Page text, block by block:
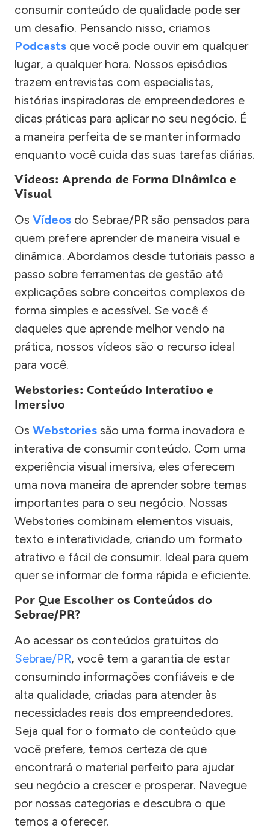
consumir conteúdo de qualidade pode ser
um desafio. Pensando nisso, criamos
Podcasts que você pode ouvir em qualquer
lugar, a qualquer hora. Nossos episódios
trazem entrevistas com especialistas,
histórias inspiradoras de empreendedores e
dicas práticas para aplicar no seu negócio. É
a maneira perfeita de se manter informado
enquanto você cuida das suas tarefas diárias.
Vídeos: Aprenda de Forma Dinâmica e
Visual
Os Vídeos do Sebrae/PR são pensados para
quem prefere aprender de maneira visual e
dinâmica. Abordamos desde tutoriais passo a
passo sobre ferramentas de gestão até
explicações sobre conceitos complexos de
forma simples e acessível. Se você é
daqueles que aprende melhor vendo na
prática, nossos vídeos são o recurso ideal
para você.
Webstories: Conteúdo Interativo e
Imersivo
Os Webstories são uma forma inovadora e
interativa de consumir conteúdo. Com uma
experiência visual imersiva, eles oferecem
uma nova maneira de aprender sobre temas
importantes para o seu negócio. Nossas
Webstories combinam elementos visuais,
texto e interatividade, criando um formato
atrativo e fácil de consumir. Ideal para quem
quer se informar de forma rápida e eficiente.
Por Que Escolher os Conteúdos do
Sebrae/PR?
Ao acessar os conteúdos gratuitos do
Sebrae/PR, você tem a garantia de estar
consumindo informações confiáveis e de
alta qualidade, criadas para atender às
necessidades reais dos empreendedores.
Seja qual for o formato de conteúdo que
você prefere, temos certeza de que
encontrará o material perfeito para ajudar
seu negócio a crescer e prosperar. Navegue
por nossas categorias e descubra o que
temos a oferecer.